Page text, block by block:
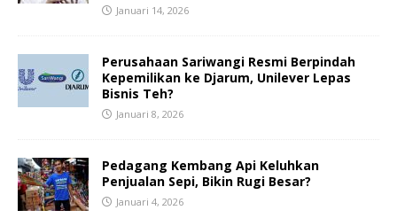
Januari 14, 2026
Perusahaan Sariwangi Resmi Berpindah
Kepemilikan ke Djarum, Unilever Lepas
Bisnis Teh?
Januari 8, 2026
Pedagang Kembang Api Keluhkan
Penjualan Sepi, Bikin Rugi Besar?
Januari 4, 2026